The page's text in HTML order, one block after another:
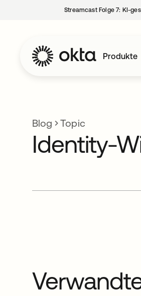
Streamcast Folge 7: KI-
Produkte
Blog Topic
Identity-